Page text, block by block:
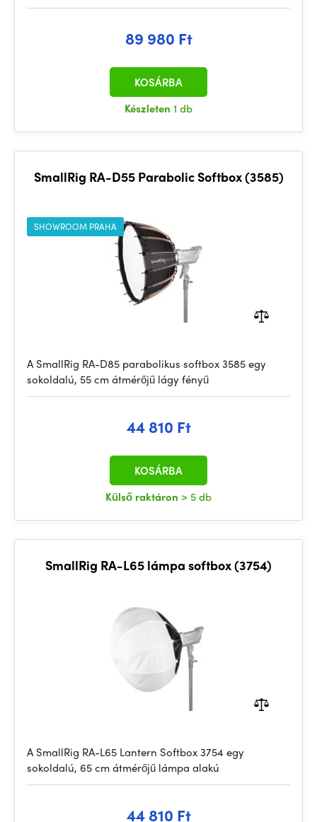
89 980 Ft
Készleten 1 db
KOSÁRBA
SmallRig RA-D55 Parabolic Softbox (3585)
SHOWROOM PRAHA
A SmallRig RA-D85 parabolikus softbox 3585 egy
sokoldalú, 55 cm átmérőjű lágy fényű
44 810 Ft
Külső raktáron > 5 db
KOSÁRBA
SmallRig RA-L65 lámpa softbox (3754)
A SmallRig RA-L65 Lantern Softbox 3754 egy
sokoldalú, 65 cm átmérőjű lámpa alakú
44 810 Ft